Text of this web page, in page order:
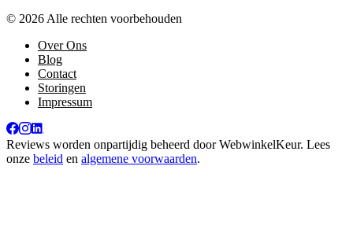
© 2026 Alle rechten voorbehouden
Over Ons
Blog
Contact
Storingen
Impressum
Reviews worden onpartijdig beheerd doorWebwinkelKeur. Lees
onze beleid en algemene voorwaarden.